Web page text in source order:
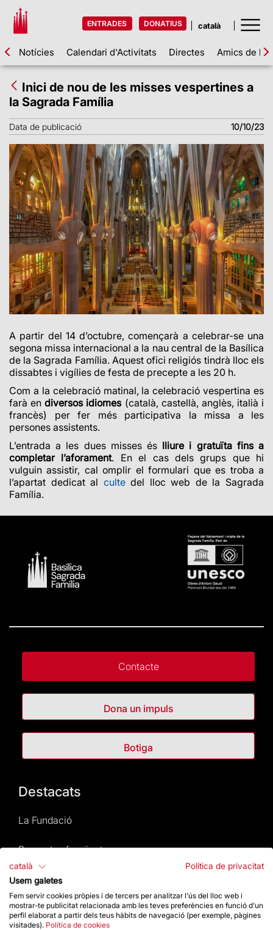
ENTRADES DONATIUS
Notícies Calendari d'Activitats Directes Amics de la
Inici de nou de les misses vespertines a
la Sagrada Família
Data de publicació 10/10/23
A partir del 14 d’octubre, començarà a celebrar-se una
segona missa internacional a la nau central de la Basílica
de la Sagrada Família. Aquest ofici religiós tindrà lloc els
dissabtes i vigílies de festa de precepte a les 20 h.
Com a la celebració matinal, la celebració vespertina es
farà endiversos idiomes (català, castellà, anglès, italià i
francès) per fer més participativa la missa a les
persones assistents.
L’entrada a les dues misses és lliure i gratuïta fins a
completar l’aforament. En el cas dels grups que hi
vulguin assistir, cal omplir el formulari que es troba a
l’apartat dedicat al culte del lloc web de la Sagrada
Família.
Contacte
Dona un impuls
Botiga
Destacats
La Fundació
Preguntes freqüents
Atenció al Visitant
Normativa i condicions de compra
català
Política de privacitat
Usem galetes
Fem servir cookies pròpies i de tercers per analitzar l'ús del lloc web i
mostrar-te publicitat relacionada amb les teves preferències en funció d'un
perfil elaborat a partir dels teus hàbits de navegació (per exemple, pàgines
visitades). Política de cookies